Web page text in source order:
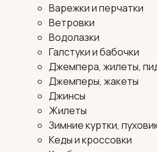
Варежки и перчатки
Ветровки
Водолазки
Галстуки и бабочки
Джемпера, жилеты,
Джемперы, жакеты
Джинсы
Жилеты
Зимние куртки,
Кеды и кроссовки